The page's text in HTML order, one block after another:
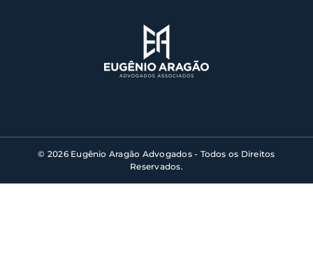
© 2026 Eugênio Aragão Advogados - Todos os Direitos
Reservados.